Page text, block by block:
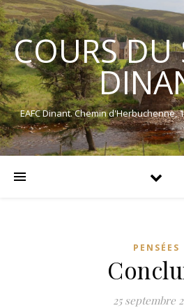
COURS DU
EAFC Dinant. Chemin d'Herbuchenne,
PENSÉES
25 septembre